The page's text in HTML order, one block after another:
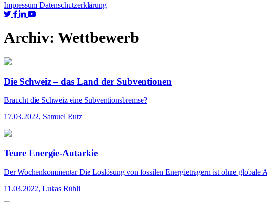
Impressum Datenschutzerklärung
Archiv: Wettbewerb
Die Schweiz – das Land der Subventionen
Braucht die Schweiz eine Subventionsbremse?
17.03.2022, Samuel Rutz
Teure Energie-Autarkie
Der WochenkommentarDie Loslösung von fossilen Energieträgern ist ohne globale
11.03.2022, Lukas Rühli